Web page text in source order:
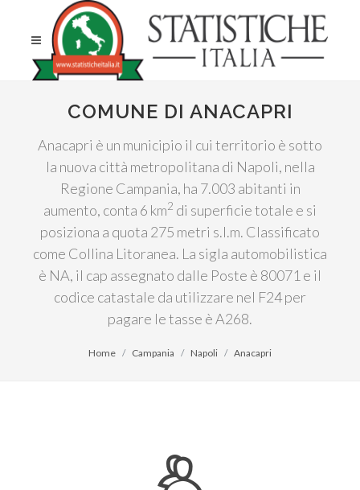
COMUNE DI ANACAPRI
Anacapri è un municipio il cui territorio è sotto
la nuova città metropolitana di Napoli, nella
Regione Campania, ha 7.003 abitanti in
aumento, conta 6 km2 di superficie totale e si
posiziona a quota 275 metri s.l.m. Classificato
come Collina Litoranea. La sigla automobilistica
è NA, il cap assegnato dalle Poste è 80071 e il
codice catastale da utilizzare nel F24 per
pagare le tasse è A268.
Home Campania Napoli Anacapri